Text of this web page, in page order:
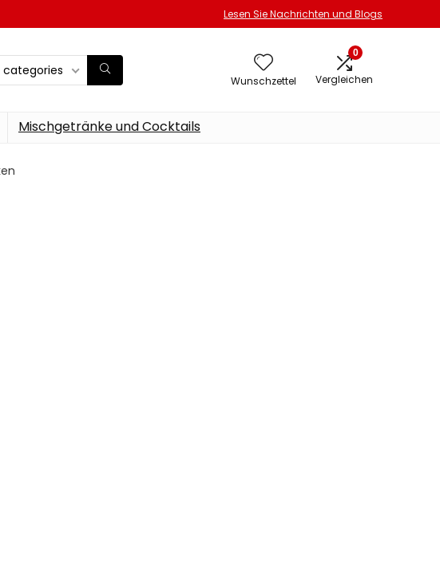
Lesen Sie Nachrichten und Blogs
categories
Wunschzettel
0
Vergleichen
Mischgetränke und Cocktails